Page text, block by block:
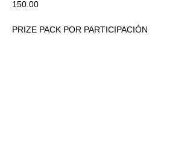
150.00
PRIZE PACK POR PARTICIPACIÓN